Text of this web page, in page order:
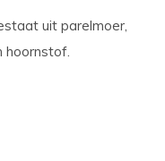
uit parelmoer,
hoornstof.